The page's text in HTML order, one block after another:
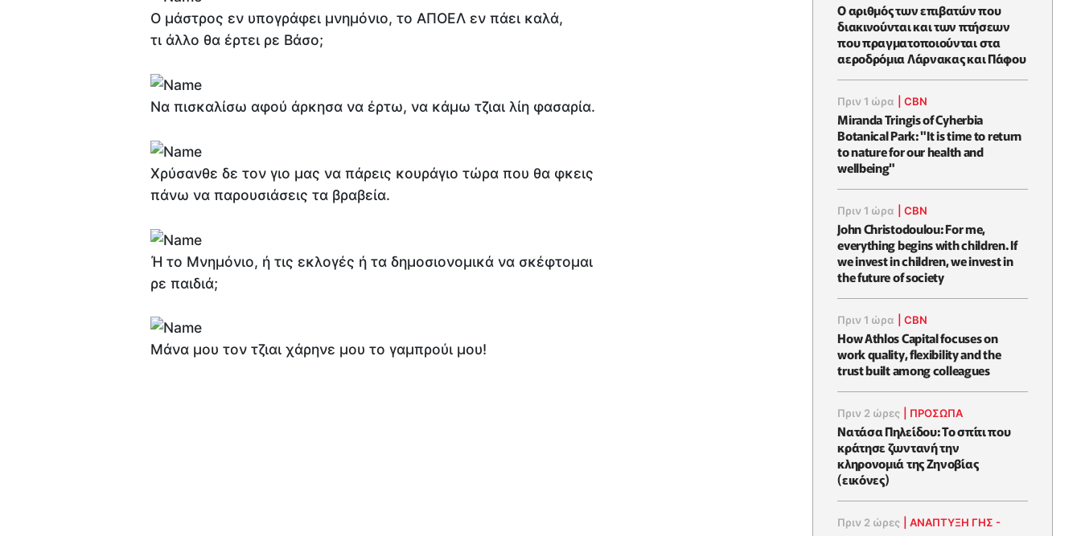
Ο μάστρος εν υπογράφει μνημόνιο, το ΑΠΟΕΛ εν πάει καλά,
τι άλλο θα έρτει ρε Βάσο;
Να πισκαλίσω αφού άρκησα να έρτω, να κάμω τζιαι λίη φασαρία.
Χρύσανθε δε τον γιο μας να πάρεις κουράγιο τώρα που θα φκεις
πάνω να παρουσιάσεις τα βραβεία.
Ή το Μνημόνιο, ή τις εκλογές ή τα δημοσιονομικά να σκέφτομαι
ρε παιδιά;
Μάνα μου τον τζιαι χάρηνε μου το γαμπρούι μου!
Ο αριθμός των επιβατών που
διακινούνται και των πτήσεων
που πραγματοποιούνται στα
αεροδρόμια Λάρνακας και Πάφου
Πριν 1 ώρα |CBN
Miranda Tringis of Cyherbia
Botanical Park: "It is time to return
to nature for our health and
wellbeing"
Πριν 1 ώρα |CBN
John Christodoulou: For me,
everything begins with children. If
we invest in children, we invest in
the future of society
Πριν 1 ώρα |CBN
How Athlos Capital focuses on
work quality, flexibility and the
trust built among colleagues
Πριν 2 ώρες ΠΡΟΣΩΠΑ
Νατάσα Πηλείδου: Το σπίτι που
κράτησε ζωντανή την
κληρονομιά της Ζηνοβίας
(εικόνες)
Πριν 2 ώρες |ΑΝΑΠΤΥΞΗ ΓΗΣ -